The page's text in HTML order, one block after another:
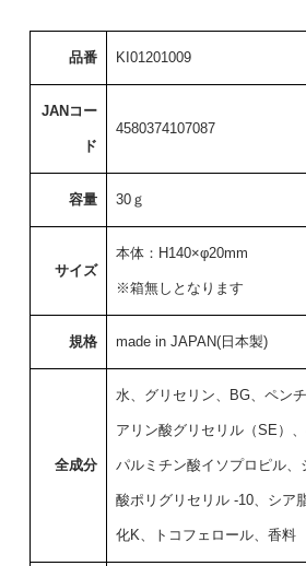
品番 KI01201009
JANコー
ド
4580374107087
容量 30ｇ
サイズ
本体：H140×φ20mm
※箱無しとなります
規格 made in JAPAN(日本製)
全成分
水、グリセリン、BG、ペン
アリン酸グリセリル（SE）
パルミチン酸イソプロピル、
酸ポリグリセリル -10、シア
化K、トコフェロール、香料